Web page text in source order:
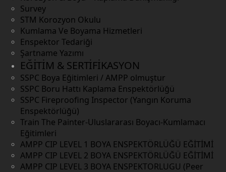
Survey
STM Korozyon Okulu
Kumlama Ve Boyama Hizmetleri
Enspektor Tedariği
Şartname Yazımı
EĞİTİM & SERTİFİKASYON
SSPC Boya Eğitimleri / AMPP olmuştur
SSPC Boru Hattı Kaplama Enspektörlüğü
SSPC Fireproofing Inspector (Yangın Koruma
Enspektörlüğü)
Train The Painter-Uluslararası Boyacı-Kumlamacı
Eğitimleri
AMPP CIP LEVEL 1 BOYA ENSPEKTÖRLÜĞÜ EĞİTİMİ
AMPP CIP LEVEL 2 BOYA ENSPEKTÖRLÜĞÜ EĞİTİMİ
AMPP CIP LEVEL 3 BOYA ENSPEKTORLUGU (Peer